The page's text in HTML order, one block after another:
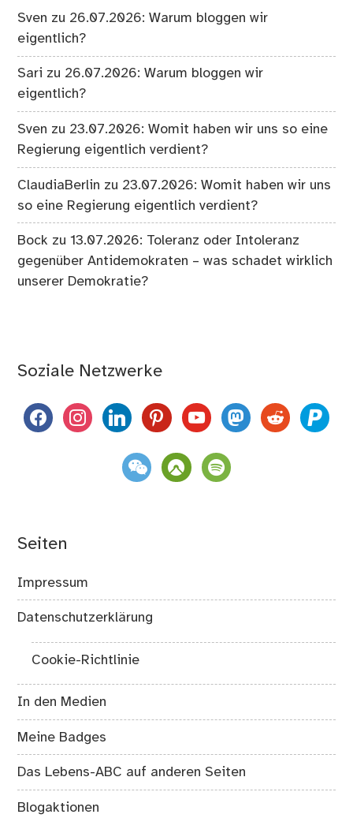
Sven zu 26.07.2026: Warum bloggen wir
eigentlich?
Sari zu 26.07.2026: Warum bloggen wir
eigentlich?
Sven zu 23.07.2026: Womit haben wir uns so eine
Regierung eigentlich verdient?
ClaudiaBerlin zu 23.07.2026: Womit haben wir uns
so eine Regierung eigentlich verdient?
Bock zu13.07.2026: Toleranz oder Intoleranz
gegenüber Antidemokraten – was schadet wirklich
unserer Demokratie?
Soziale Netzwerke
facebookinstagramlinkedinpinterestyoutubemastodon
reddit paypal
weixin komootspotify
Seiten
Impressum
Datenschutzerklärung
Cookie-Richtlinie
In den Medien
Meine Badges
Das Lebens-ABC auf anderen Seiten
Blogaktionen